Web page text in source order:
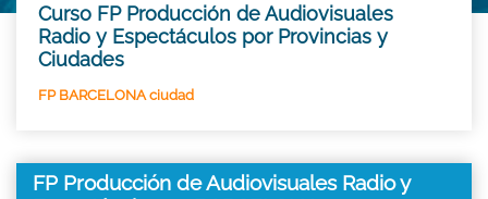
Curso FP Producción de Audiovisuales
Radio y Espectáculos por Provincias y
Ciudades
FP BARCELONA ciudad
FP Producción de Audiovisuales Radio y